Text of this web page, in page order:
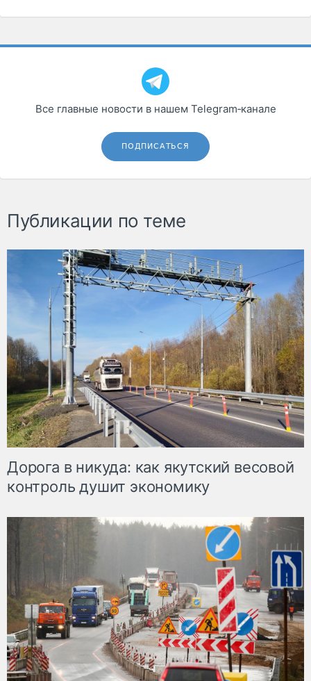
Все главные новости в нашем Telegram‑канале
ПОДПИСАТЬСЯ
Публикации по теме
Дорога в никуда: как якутский весовой
контроль душит экономику